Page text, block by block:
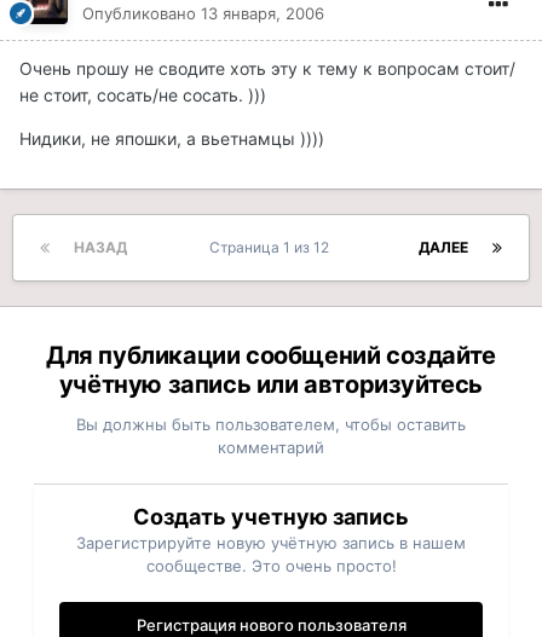
Опубликовано 13 января, 2006
Очень прошу не сводите хоть эту к тему к вопросам стоит/
не стоит, сосать/не сосать. )))
Нидики, не япошки, а вьетнамцы ))))
НАЗАД ДАЛЕЕ
Страница 1 из 12
Для публикации сообщений создайте
учётную запись или авторизуйтесь
Вы должны быть пользователем, чтобы оставить
комментарий
Создать учетную запись
Зарегистрируйте новую учётную запись в нашем
сообществе. Это очень просто!
Регистрация нового пользователя